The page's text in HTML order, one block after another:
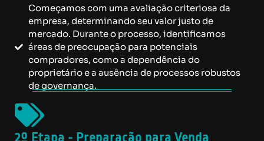
Começamos com uma avaliação criteriosa da
empresa, determinando seu valor justo de
mercado. Durante o processo, identificamos
áreas de preocupação para potenciais
compradores, como a dependência do
proprietário e a ausência de processos robustos
de governança.
2º Etapa - Preparação para Venda